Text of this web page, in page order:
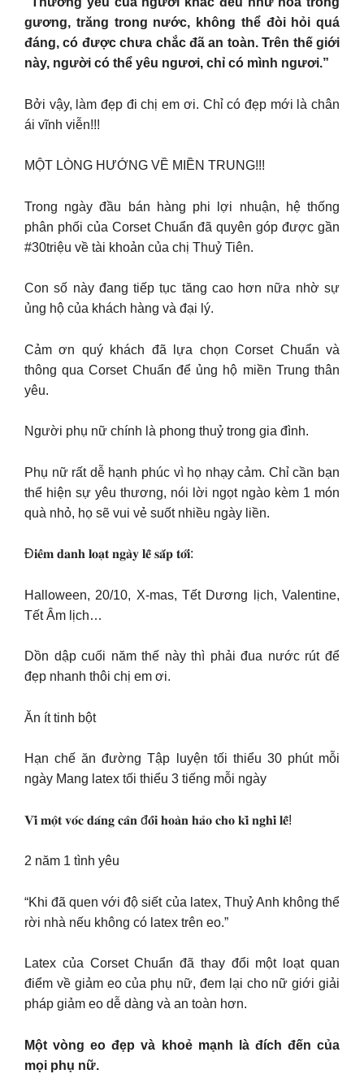
gương, trăng trong nước, không thể đòi hỏi quá
đáng, có được chưa chắc đã an toàn. Trên thế giới
này, người có thể yêu ngươi, chỉ có mình ngươi.”
Bởi vậy, làm đẹp đi chị em ơi. Chỉ có đẹp mới là chân
ái vĩnh viễn!!!
MỘT LÒNG HƯỚNG VỀ MIỀN TRUNG!!!
Trong ngày đầu bán hàng phi lợi nhuận, hệ thống
phân phối của Corset Chuẩn đã quyên góp được gần
#30triệu về tài khoản của chị Thuỷ Tiên.
Con số này đang tiếp tục tăng cao hơn nữa nhờ sự
ủng hộ của khách hàng và đại lý.
Cảm ơn quý khách đã lựa chọn Corset Chuẩn và
thông qua Corset Chuẩn để ủng hộ miền Trung thân
yêu.
Người phụ nữ chính là phong thuỷ trong gia đình.
Phụ nữ rất dễ hạnh phúc vì họ nhạy cảm. Chỉ cần bạn
thể hiện sự yêu thương, nói lời ngọt ngào kèm 1 món
quà nhỏ, họ sẽ vui vẻ suốt nhiều ngày liền.
Đ𝐢𝐞̂̉𝐦 𝐝𝐚𝐧𝐡 𝐥𝐨𝐚̣𝐭 𝐧𝐠𝐚̀𝐲 𝐥𝐞̂̃ 𝐬𝐚̆́𝐩 𝐭𝐨̛́𝐢:
Halloween, 20/10, X-mas, Tết Dương lịch, Valentine,
Tết Âm lịch…
Dồn dập cuối năm thế này thì phải đua nước rút để
đẹp nhanh thôi chị em ơi.
Ăn ít tinh bột
Hạn chế ăn đường Tập luyện tối thiểu 30 phút mỗi
ngày Mang latex tối thiểu 3 tiếng mỗi ngày
𝐕𝐢̀ 𝐦𝐨̣̂𝐭 𝐯𝐨́𝐜 𝐝𝐚́𝐧𝐠 𝐜𝐚̂𝐧 đ𝐨̂́𝐢 𝐡𝐨𝐚̀𝐧 𝐡𝐚̉𝐨 𝐜𝐡𝐨 𝐤𝐢̀ 𝐧𝐠𝐡𝐢̉ 𝐥𝐞̂̃!
2 năm 1 tình yêu
“Khi đã quen với độ siết của latex, Thuỷ Anh không thể
rời nhà nếu không có latex trên eo.”
Latex của Corset Chuẩn đã thay đổi một loạt quan
điểm về giảm eo của phụ nữ, đem lại cho nữ giới giải
pháp giảm eo dễ dàng và an toàn hơn.
Một vòng eo đẹp và khoẻ mạnh là đích đến của
mọi phụ nữ.